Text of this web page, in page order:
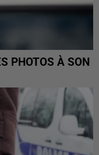
PHOTOS À SON